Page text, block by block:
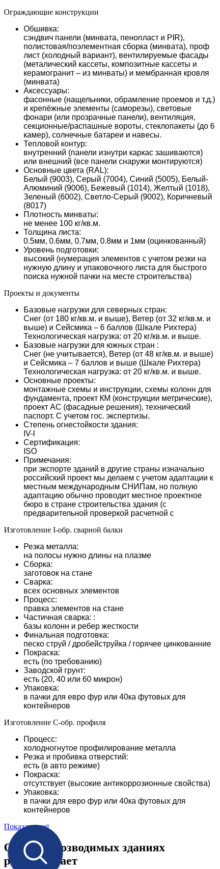
Ограждающие конструкции
Обшивка:
сэндвич панели (минвата, пенопласт и PIR),
полистовая/поэлементная сборка (минвата), проф
лист (холодный вариант), вентилируемые фасады
(металический кассеты, композитные кассеты и
керамогранит – из минваты) и мембранная кровля
(минвата)
Аксессуары:
фасонные (нащельники, обрамление проемов и т.д.)
и крепёжные элементы (саморезы), световые
фонари (или прозрачные панели), вентиляция,
секционные/распашные вороты, стеклопакеты (до 6
камер), солнечные батареи и навесы.
Тепловой контур:
внутренний (панели изнутри каркас зашиваются)
или внешний (все панели снаружи монтируются)
Основные цвета (RAL):
Белый (9003), Серый (7004), Синий (5005), Белый-
Алюминий (9006), Бежевый (1014), Желтый (1018),
Зеленый (6002), Светло-Серый (9002), Коричневый
(8017)
Плотность минваты:
не менее 100 кг/кв.м.
Толщина листа:
0.5мм, 0.6мм, 0.7мм, 0.8мм и 1мм (оцинкованный)
Уровень подготовки:
высокий (нумерация элементов с учетом резки на
нужную длину и упаковочного листа для быстрого
поиска нужной пачки на месте строительства)
Проекты и документы
Базовые нагрузки для северных стран:
Снег (от 180 кг/кв.м. и выше), Ветер (от 32 кг/кв.м. и
выше) и Сейсмика – 6 баллов (Шкале Рихтера)
Технологическая нагрузка: от 20 кг/кв.м. и выше.
Базовые нагрузки для южных стран :
Снег (не учитывается), Ветер (от 48 кг/кв.м. и выше)
и Сейсмика – 7 баллов и выше (Шкале Рихтера)
Технологическая нагрузка: от 20 кг/кв.м. и выше.
Основные проекты:
монтажные схемы и инструкции, схемы колонн для
фундамента, проект КМ (конструкции метрические),
проект АС (фасадные решения), технический
паспорт. С учетом гос. экспертизы.
Степень огнестойкости здания:
IV-I
Сертификация:
ISO
Примечания:
при экспорте зданий в другие страны изначально
российский проект мы делаем с учетом адаптации к
местным международным СНИПам, но полную
адаптацию обычно проводит местное проектное
бюро в стране строительства здания (с
предварительной проверкой расчетной с
Изготовление I-обр. сварной балки
Резка металла:
на полосы нужно длины на плазме
Сборка:
заготовок на стане
Сварка:
всех основных элементов
Процесс:
правка элементов на стане
Частичная сварка: :
базы колонн и ребер жесткости
Финальная подготовка:
песко струй / дробейструйка / горячее цинкованние
Покраска:
есть (по требованию)
Заводской грунт:
есть (20, 40 или 60 микрон)
Упаковка:
в пачки для евро фур или 40ка футовых для
контейнеров
Изготовление С-обр. профиля
Процесс:
холодногнутое профилирование металла
Резка и пробивка отверстий:
есть (в авто режиме)
Покраска:
отсутствует (высокие антикоррозионные свойства)
Упаковка:
в пачки для евро фур или 40ка футовых для
контейнеров
Показать ещё
О быстровозводимых зданиях
рассказывает